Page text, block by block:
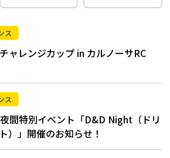
ス
ャレンジカップ in カルノーサRC
ス
間特別イベント「D&D Night（ドリ
）」開催のお知らせ！